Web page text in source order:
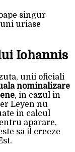
Iohannis
unii oficiali
nominalizare
, in cazul in
Leyen nu
in calcul
aparare,
sa il creeze